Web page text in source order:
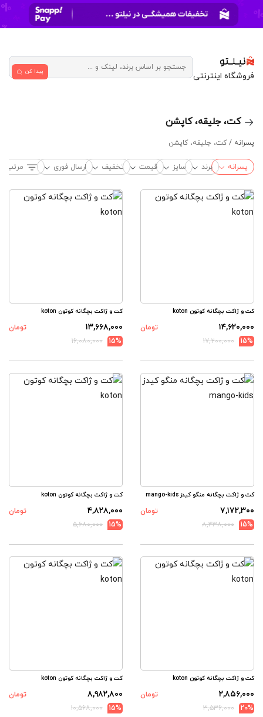
فروشگاه اینترنتی پیدا کن
کت، جلیقه، کاپشن
پسرانه / کت، جلیقه، کاپشن
پسرانه برند سایز قیمت تخفیف ارسال فوری
کت و ژاکت بچگانه کوتون koton
۱۴,۶۲۰,۰۰۰
تومان
15%
۱۷,۲۰۰,۰۰۰
کت و ژاکت بچگانه کوتون koton
۱۳,۶۶۸,۰۰۰
تومان
15%
۱۶,۰۸۰,۰۰۰
کت و ژاکت بچگانه منگو کیدز mango-kids
۷,۱۷۲,۳۰۰
تومان
15%
۸,۴۳۸,۰۰۰
کت و ژاکت بچگانه کوتون koton
۴,۸۲۸,۰۰۰
تومان
15%
۵,۶۸۰,۰۰۰
کت و ژاکت بچگانه کوتون koton
۲,۸۵۶,۰۰۰
تومان
20%
۳,۵۳۶,۰۰۰
کت و ژاکت بچگانه کوتون koton
۸,۹۸۲,۸۰۰
تومان
15%
۱۰,۵۶۸,۰۰۰